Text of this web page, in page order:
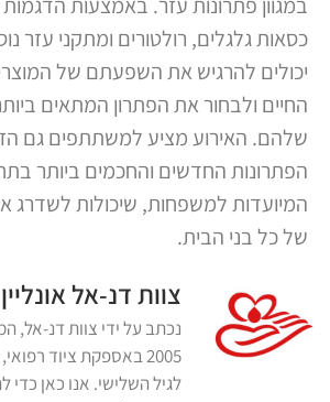
כסאות גלגלים, רולטורים ומתקני עזר
יכולים להרגיש את השפעתם של
החיים ולבחור את הפתרון המתאים ביותר
שלהם. האירוע מציע למשתתפים גם
הפתרונות החדשים והחכמים ביותר
המיועדות למשפחות, שיכולות לשדרג את
של כל בני הבית.
צוות דנ-אל אונליין
נכתב על ידי צוות דנ-אל,
2005 באספקת ציוד רפואי,
לגיל השלישי. אנו כאן כדי